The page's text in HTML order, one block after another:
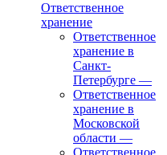
Ответственное
хранение
Ответственное
хранение в
Санкт-
Петербурге —
Ответственное
хранение в
Московской
области —